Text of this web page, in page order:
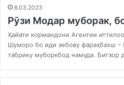
8.03.2023
Рӯзи Модар муборак,
Ҳайати кормандони Агентии
Шуморо бо иди зебову фараҳбахш
табрику муборкбод намуда. Бигзор